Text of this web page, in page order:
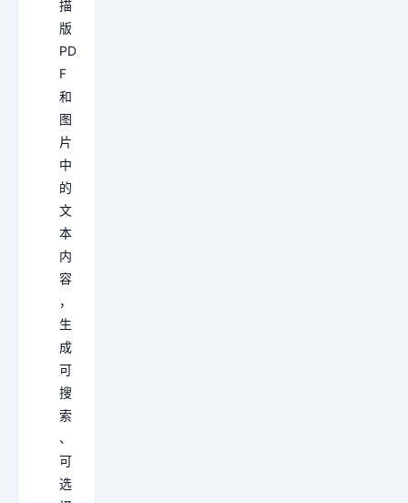
描
版
PD
F
和
图
片
中
的
文
本
内
容
，
生
成
可
搜
索
、
可
选